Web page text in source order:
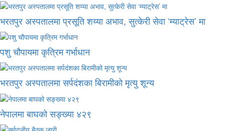
भरतपुर अस्पतालमा प्रसूति शय्या अभाव, सुत्केरी सेवा ‘म्याट्रेस’ मा
पशु चौपायमा कृत्रिम गर्भाधान
भरतपुर अस्पतालमा सर्पदंशका बिरामीको मृत्यु शून्य
नेपालमा बाघको सङ्ख्या ४२९